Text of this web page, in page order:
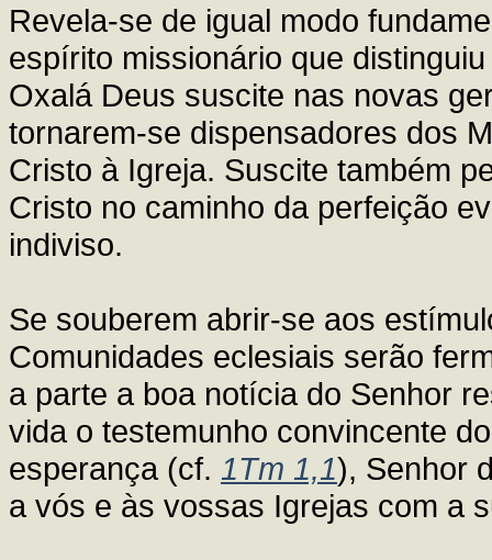
Revela-se de igual modo
espírito missionário que
Oxalá Deus suscite nas novas
tornarem-se dispensadores dos
Cristo à Igreja. Suscite também
Cristo no caminho da perfeição
indiviso.
Se souberem abrir-se aos
Comunidades eclesiais serão
a parte a boa notícia do Senhor
vida o testemunho convincente
esperança (cf. 1Tm 1,1), Senhor
a vós e às vossas Igrejas com a